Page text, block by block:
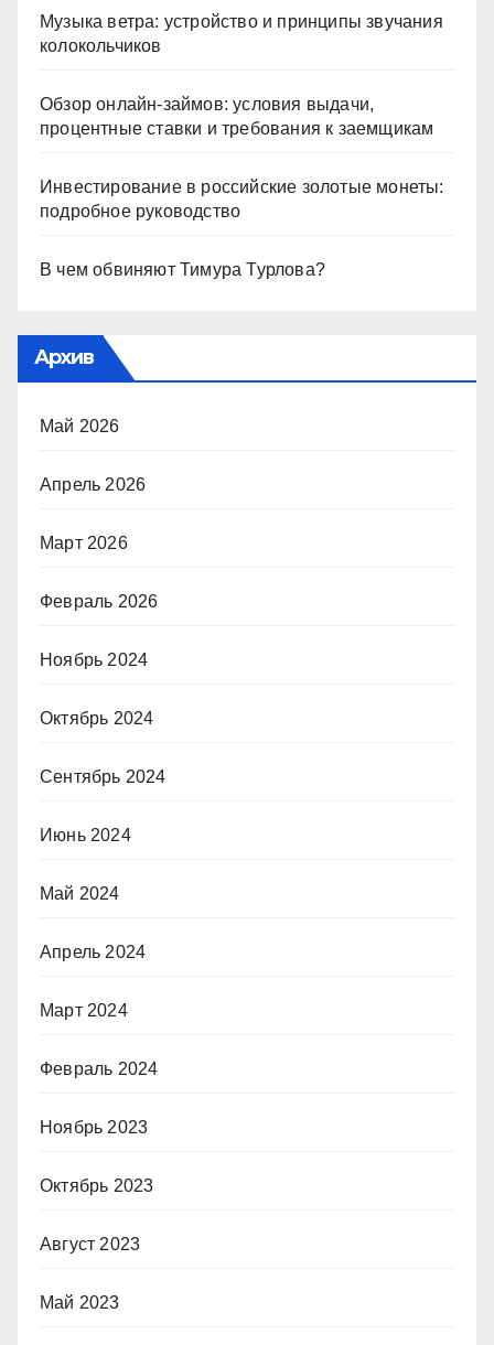
Музыка ветра: устройство и принципы звучания
колокольчиков
Обзор онлайн-займов: условия выдачи,
процентные ставки и требования к заемщикам
Инвестирование в российские золотые монеты:
подробное руководство
В чем обвиняют Тимура Турлова?
Архив
Май 2026
Апрель 2026
Март 2026
Февраль 2026
Ноябрь 2024
Октябрь 2024
Сентябрь 2024
Июнь 2024
Май 2024
Апрель 2024
Март 2024
Февраль 2024
Ноябрь 2023
Октябрь 2023
Август 2023
Май 2023